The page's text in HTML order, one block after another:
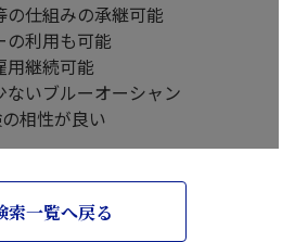
の仕組みの承継可能
の利用も可能
用継続可能
ないブルーオーシャン
相性が良い
索一覧へ戻る